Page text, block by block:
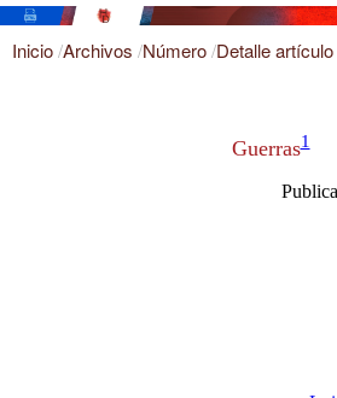
Inicio/Archivos /Número/Detalle artículo